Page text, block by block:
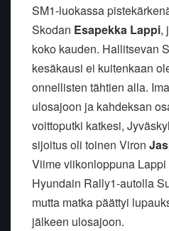
SM1-luokassa
Skodan Esapekka Lappi,
koko kauden. Hallitsevan
kesäkausi ei kuitenkaan
onnellisten tähtien alla.
ulosajoon ja kahdeksan
voittoputki katkesi,
sijoitus oli toinen Viron
Viime viikonloppuna
Hyundain Rally1-autolla
mutta matka päättyi
jälkeen ulosajoon.